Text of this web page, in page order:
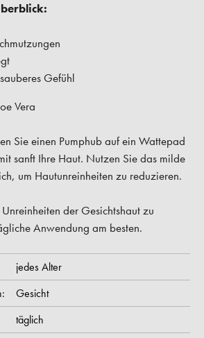
Gefühl
Vera
Sie einen Pumphub auf ein Wattepad
sanft Ihre Haut. Nutzen Sie das milde
um Hautunreinheiten zu reduzieren.
der Gesichtshaut zu
Anwendung am besten.
jedes Alter
Gesicht
täglich